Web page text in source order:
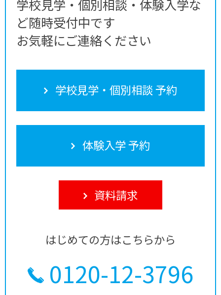
学校見学・個別相談・体験入学な
ど随時受付中です
お気軽にご連絡ください
学校見学・個別相談 予約
体験入学 予約
資料請求
はじめての方はこちらから
0120-12-3796